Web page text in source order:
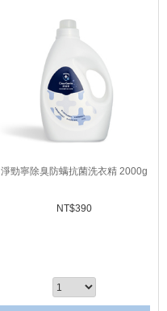
淨勁寧除臭防螨抗菌洗衣精 2000g
NT$390